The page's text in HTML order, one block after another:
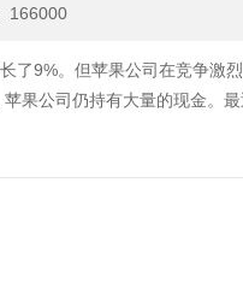
166000
了9%。但苹果公司在竞争激
果公司仍持有大量的现金。最